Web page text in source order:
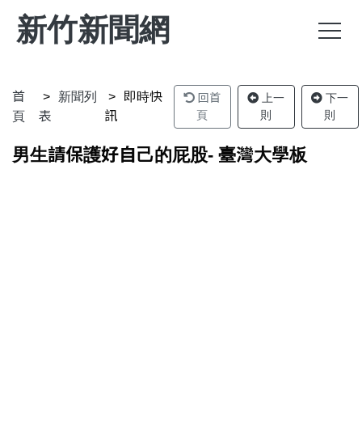
新竹新聞網
首
頁
新聞列
表
即時快
訊
回首
頁
上一
則
下一
則
男生請保護好自己的屁股- 臺灣大學板